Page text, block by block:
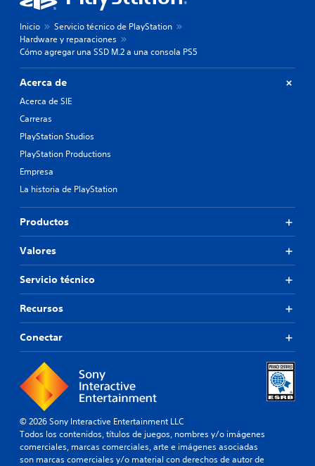
Inicio
Servicio técnico de PlayStation
Hardware y reparaciones
Cómo agregar una SSD M.2 a una consola PS5
Acerca de
Acerca de SIE
Carreras
PlayStation Studios
PlayStation Productions
Empresa
La historia de PlayStation
Productos
Valores
Servicio técnico
Recursos
Conectar
© 2026 Sony Interactive Entertainment LLC
Todos los contenidos, títulos de juegos, nombres y/o imágenes
comerciales, marcas comerciales, arte e imágenes asociadas
son marcas comerciales y/o material con derechos de autor de